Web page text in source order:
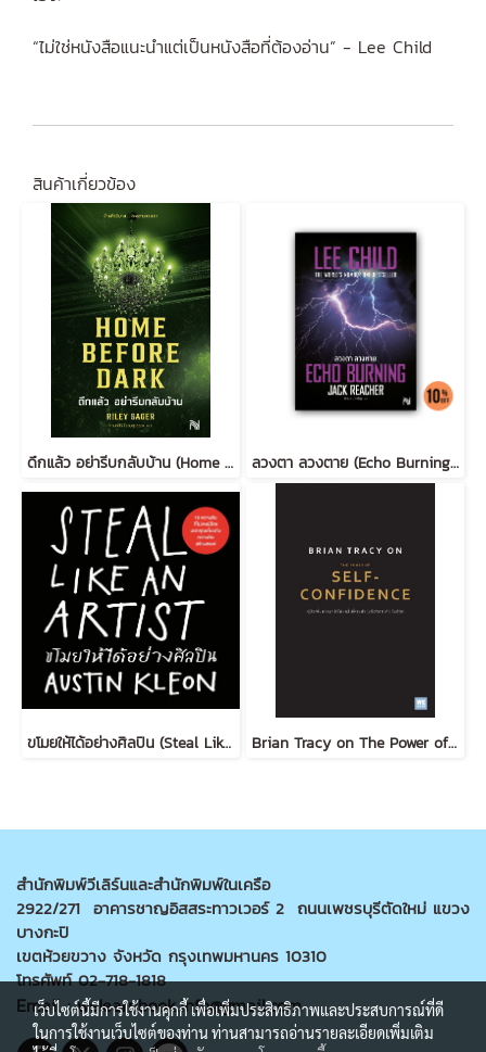
“ไม่ใช่หนังสือแนะนำแต่เป็นหนังสือที่ต้องอ่าน” - Lee Child
สินค้าเกี่ยวข้อง
ดึกแล้ว อย่ารีบกลับบ้าน (Home Before Dark) ลวงตา ลวงตาย (Echo Burning) [ฉบับปรับปรุง] #5
ขโมยให้ได้อย่างศิลปิน (Steal Like an Artist) (ฉบับปรับปรุง) Brian Tracy on The Power of Self-Confidence
สำนักพิมพ์วีเลิร์นและสำนักพิมพ์ในเครือ
2922/271 อาคารชาญอิสสระทาวเวอร์ 2 ถนนเพชรบุรีตัดใหม่ แขวง
บางกะปิ
เขตห้วยขวาง จังหวัด กรุงเทพมหานคร 10310
โทรศัพท์ 02-718-1818
Email : welearnbook.info@gmail.com
เว็บไซต์นี้มีการใช้งานคุกกี้ เพื่อเพิ่มประสิทธิภาพและประสบการณ์ที่ดี
ในการใช้งานเว็บไซต์ของท่าน ท่านสามารถอ่านรายละเอียดเพิ่มเติม